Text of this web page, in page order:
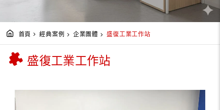
首頁 經典案例 企業團體 盛復工業工作站
盛復工業工作站